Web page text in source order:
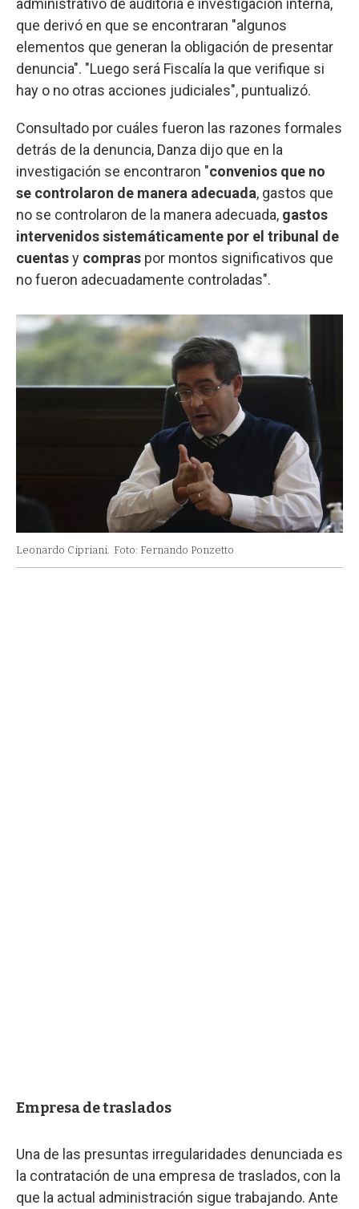
administrativo de auditoría e investigación interna,
que derivó en que se encontraran "algunos
elementos que generan la obligación de presentar
denuncia". "Luego será Fiscalía la que verifique si
hay o no otras acciones judiciales", puntualizó.
Consultado por cuáles fueron las razones formales
detrás de la denuncia, Danza dijo que en la
investigación se encontraron "convenios que no
se controlaron de manera adecuada, gastos que
no se controlaron de la manera adecuada, gastos
intervenidos sistemáticamente por el tribunal de
cuentasy compras por montos significativos que
no fueron adecuadamente controladas".
Leonardo Cipriani. Foto: Fernando Ponzetto
Empresa de traslados
Una de las presuntas irregularidades denunciada es
la contratación de una empresa de traslados, con la
que la actual administración sigue trabajando. Ante